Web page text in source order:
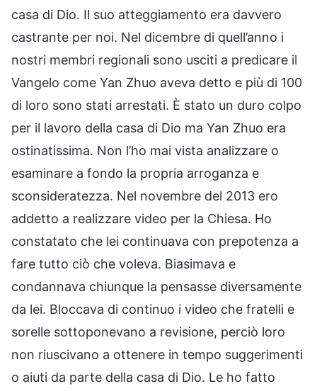
casa di Dio. Il suo atteggiamento era davvero
castrante per noi. Nel dicembre di quell’anno i
nostri membri regionali sono usciti a predicare il
Vangelo come Yan Zhuo aveva detto e più di 100
di loro sono stati arrestati. È stato un duro colpo
per il lavoro della casa di Dio ma Yan Zhuo era
ostinatissima. Non l’ho mai vista analizzare o
esaminare a fondo la propria arroganza e
sconsideratezza. Nel novembre del 2013 ero
addetto a realizzare video per la Chiesa. Ho
constatato che lei continuava con prepotenza a
fare tutto ciò che voleva. Biasimava e
condannava chiunque la pensasse diversamente
da lei. Bloccava di continuo i video che fratelli e
sorelle sottoponevano a revisione, perciò loro
non riuscivano a ottenere in tempo suggerimenti
o aiuti da parte della casa di Dio. Le ho fatto